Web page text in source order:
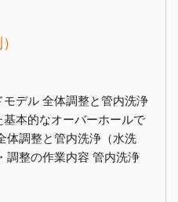
デル 全体調整と管内洗浄
基本的なオーバーホールで
体調整と管内洗浄（水洗
調整の作業内容 管内洗浄